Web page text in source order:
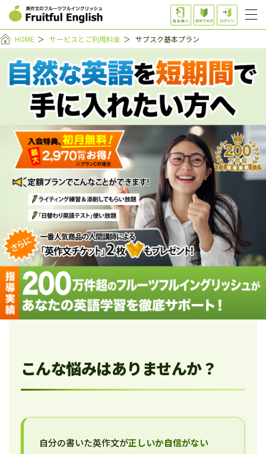
HOME ＞ サービスとご利用料金 ＞ サブスク基本プラン
こんな悩みはありませんか？
自分の書いた英作文が正しいか自信がない